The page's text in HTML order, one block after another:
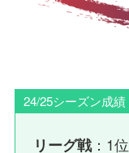
24/25シーズン成績
リーグ戦：1位